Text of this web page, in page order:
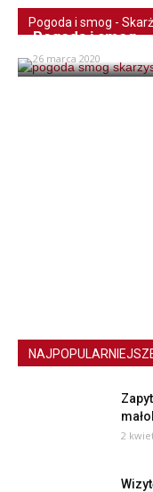
Pogoda i smog -
Pogoda i smog
26 marca 2020
2